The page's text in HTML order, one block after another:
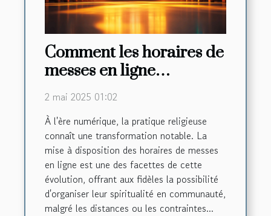
Comment les horaires de
messes en ligne
renforcent la foi
communautaire
2 mai 2025 01:02
À l'ère numérique, la pratique religieuse
connaît une transformation notable. La
mise à disposition des horaires de messes
en ligne est une des facettes de cette
évolution, offrant aux fidèles la possibilité
d'organiser leur spiritualité en communauté,
malgré les distances ou les contraintes...